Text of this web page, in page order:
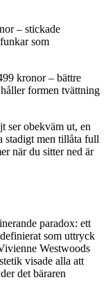
– stickade
som
kronor – bättre
formen tvättning
ser obekväm ut, en
stadigt men tillåta full
när du sitter ned är
paradox: ett
som uttryck
Westwoods
visade alla att
det bäraren